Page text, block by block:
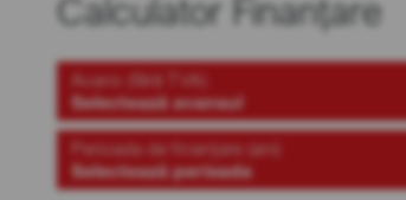
Calculator Finanțare
Avans (fără TVA)
Selectează avansul
Perioada de finanțare (ani)
Selectează perioada